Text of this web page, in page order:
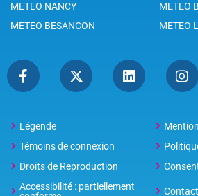
METEO NANCY
METEO
METEO BESANCON
METEO
Légende
Témoins de connexion
Droits de Reproduction
Accessibilité : partiellement
Contact